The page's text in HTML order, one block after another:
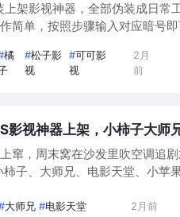
架影视神器，全部伪装成日常
简单，按照步骤输入对应暗号
橘
#松子影
视
#可可影
视
2月
前
影视神器上架，小柿子大师
窜，周末窝在沙发里吹空调追
子、大师兄、电影天堂、小苹
下…
大师兄 #电影天堂 2月前